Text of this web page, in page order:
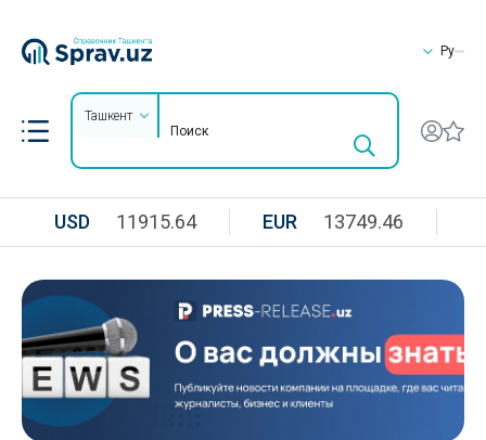
Ру
Ташкент
USD 11915.64 EUR 13749.46